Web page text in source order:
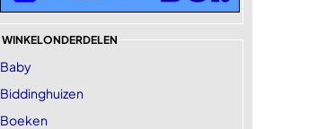
WINKELONDERDELEN
Baby
Biddinghuizen
Boeken